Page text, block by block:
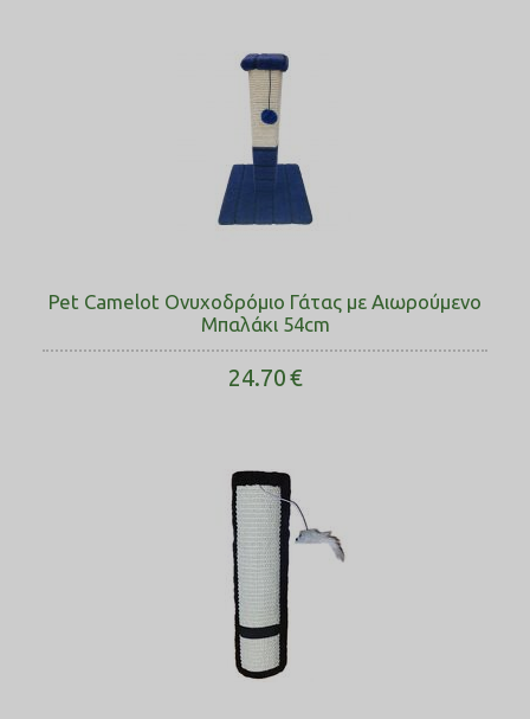
Pet Camelot Ονυχοδρόμιο Γάτας με Αιωρούμενο
Μπαλάκι 54cm
24.70€